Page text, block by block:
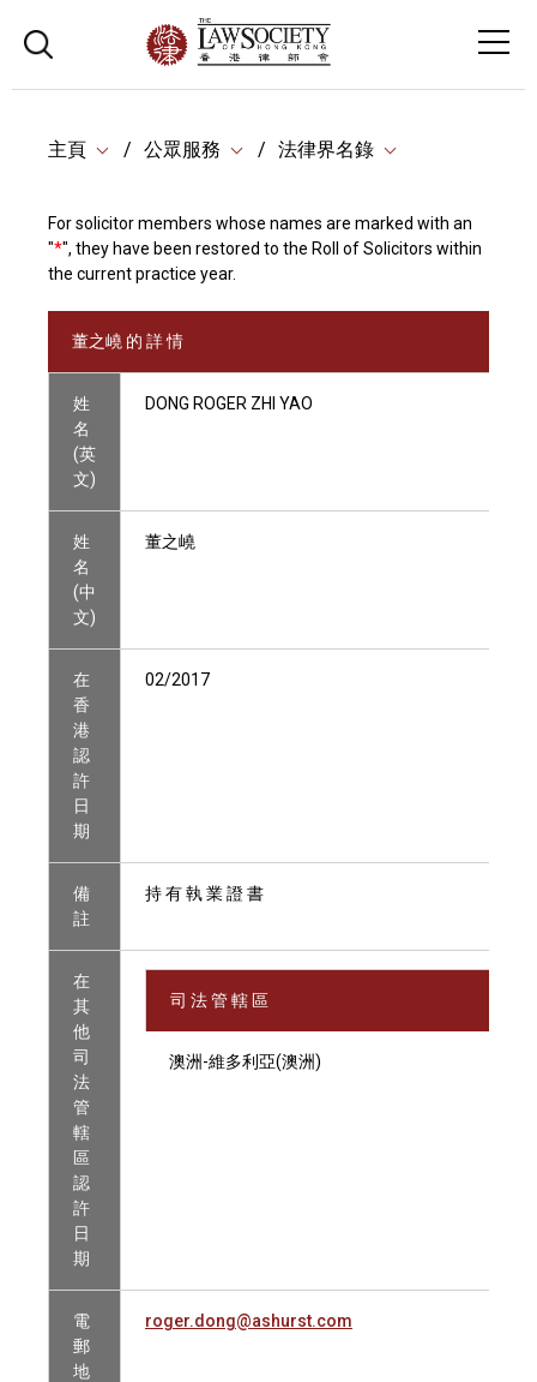
主頁 公眾服務 法律界名錄
For solicitor members whose names are marked with an
"*", they have been restored to the Roll of Solicitors within
the current practice year.
董之嶢 的 詳 情
姓
名
(英
文)
DONG ROGER ZHI YAO
姓
名
(中
文)
董之嶢
在
香
港
認
許
日
期
02/2017
備
註
持 有 執 業 證 書
在
其
他
司
法
管
轄
區
認
許
日
期
司 法 管 轄 區
澳洲-維多利亞(澳洲)
電
郵
地
roger.dong@ashurst.com